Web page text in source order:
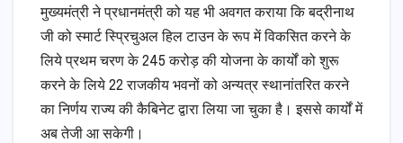
मुख्यमंत्री ने प्रधानमंत्री को यह भी अवगत कराया कि बद्रीनाथ
जी को स्मार्ट स्प्रिचुअल हिल टाउन के रूप में विकसित करने के
लिये प्रथम चरण के 245 करोड़ की योजना के कार्यों को शुरू
करने के लिये 22 राजकीय भवनों को अन्यत्र स्थानांतरित करने
का निर्णय राज्य की कैबिनेट द्वारा लिया जा चुका है। इससे कार्यों में
अब तेजी आ सकेगी।